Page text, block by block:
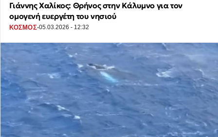
Γιάννης Χαλίκος: Θρήνος στην Κάλυμνο για τον
ομογενή ευεργέτη του νησιού
ΚΟΣΜΟΣ·05.03.2026 - 12:32